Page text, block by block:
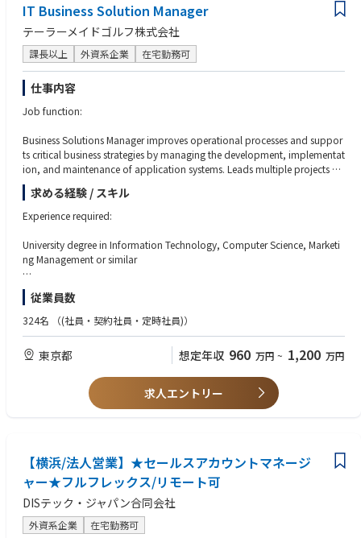
IT Business Solution Manager
テーラーメイドゴルフ株式会社
課長以上 外資系企業 在宅勤務可
仕事内容
Job function:
Business Solutions Manager improves operational processes and suppor
ts critical business strategies by managing the development, implementat
ion, and maintenance of application systems. Leads multiple projects an
d oversees developers to ensure specifications are met. Provides input to
strategic decisions that affect functional areas of responsibility. May give i
nput to developing the budget. Capable of resolving escalated issues aris
ing from operations, which require coordination with other departments
or regions.
Key responsibilities:
Establish and maintain a regional IT strategy supporting plans based on
losely with Global/local IT peers and business stakeholders to analyze b
usiness systems and make recommendations for technical and process i
l business processes
Manage IT staff (onsite, remote, in-house, and third-party outsourced tea
ms) and drive both project implementation and daily IT operational sup
port management
求める経験 / スキル
Experience required:
University degree in Information Technology, Computer Science, Marketi
ng Management or similar
At least 10 years of experience executing IT projects, especially those invo
lving back-office systems such as EDI, ERP, WMS and holding positions in
staff management
Minimum 10 years’ experience in technology development and deploym
ent projects
5+ years managerial experience in IT
Experience in sports industry is a plus
Knowledge, skills and abilities:
従業員数
324名 （(社員・契約社員・定時社員)）
東京都 想定年収 960 万円 ~ 1,200 万円
求人エントリー
【横浜/法人営業】★セールスアカウントマネージ
ャー★フルフレックス/リモート可
DISテック・ジャパン合同会社
外資系企業 在宅勤務可